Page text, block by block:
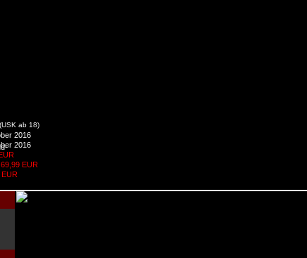
(USK ab 18)
2016
2016
69,99 EUR
EUR